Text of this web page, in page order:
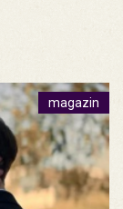
magazin